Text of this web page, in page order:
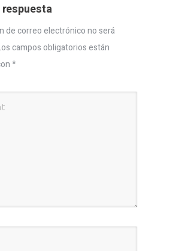
respuesta
de correo electrónico no será
campos obligatorios están
*